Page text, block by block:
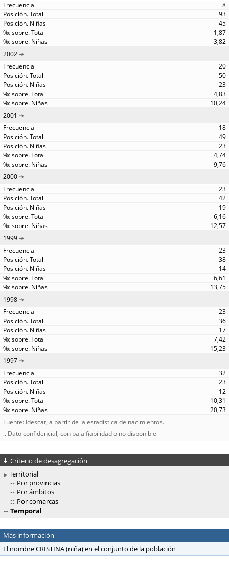
8
93
45
1,87
3,82
2002
20
50
23
4,83
10,24
2001
18
49
23
4,74
9,76
2000
23
42
19
6,16
12,57
1999
23
38
14
6,61
13,75
1998
23
36
17
7,42
15,23
1997
32
23
12
10,31
20,73
Fuente: Idescat, a partir de la estadística de nacimientos.
.. Dato confidencial, con baja fiabilidad o no disponible
Criterio de desagregación
Territorial
Por provincias
Por ámbitos
Por comarcas
Temporal
Más información
El nombre CRISTINA (niña) en el conjunto de la población